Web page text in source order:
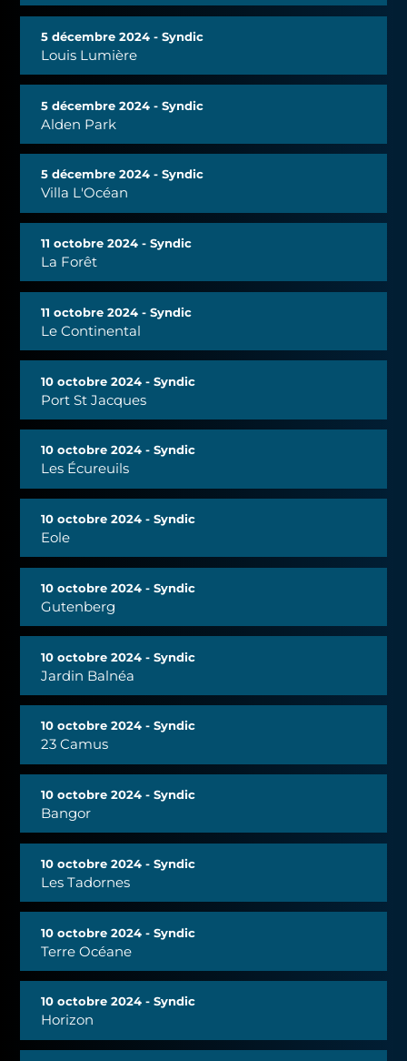
5 décembre 2024 - Syndic
Louis Lumière
5 décembre 2024 - Syndic
Alden Park
5 décembre 2024 - Syndic
Villa L'Océan
11 octobre 2024 - Syndic
La Forêt
11 octobre 2024 - Syndic
Le Continental
10 octobre 2024 - Syndic
Port St Jacques
10 octobre 2024 - Syndic
Les Écureuils
10 octobre 2024 - Syndic
Eole
10 octobre 2024 - Syndic
Gutenberg
10 octobre 2024 - Syndic
Jardin Balnéa
10 octobre 2024 - Syndic
23 Camus
10 octobre 2024 - Syndic
Bangor
10 octobre 2024 - Syndic
Les Tadornes
10 octobre 2024 - Syndic
Terre Océane
10 octobre 2024 - Syndic
Horizon